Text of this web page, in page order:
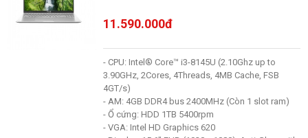
11.590.000đ
- CPU: Intel® Core™ i3-8145U (2.10Ghz up to
3.90GHz, 2Cores, 4Threads, 4MB Cache, FSB
4GT/s)
- AM: 4GB DDR4 bus 2400MHz (Còn 1 slot ram)
- Ổ cứng: HDD 1TB 5400rpm
- VGA: Intel HD Graphics 620